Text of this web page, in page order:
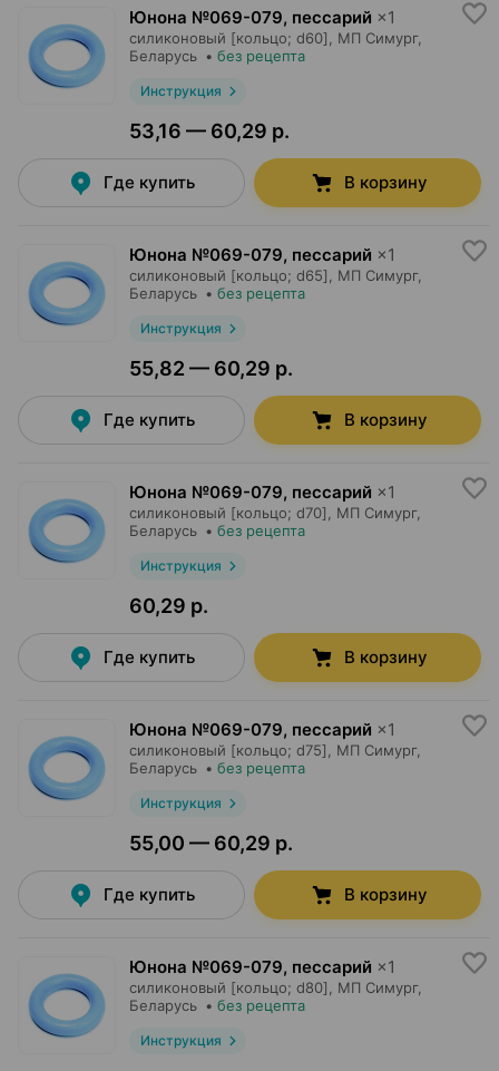
Юнона №069-079, пессарий ×1
силиконовый [кольцо; d60], МП Симург,
Беларусь • без рецепта
Инструкция
53,16 — 60,29 р.
Где купить В корзину
Юнона №069-079, пессарий ×1
силиконовый [кольцо; d65], МП Симург,
Беларусь • без рецепта
Инструкция
55,82 — 60,29 р.
Где купить В корзину
Юнона №069-079, пессарий ×1
силиконовый [кольцо; d70], МП Симург,
Беларусь • без рецепта
Инструкция
60,29 р.
Где купить В корзину
Юнона №069-079, пессарий ×1
силиконовый [кольцо; d75], МП Симург,
Беларусь • без рецепта
Инструкция
55,00 — 60,29 р.
Где купить В корзину
Юнона №069-079, пессарий ×1
силиконовый [кольцо; d80], МП Симург,
Беларусь • без рецепта
Инструкция